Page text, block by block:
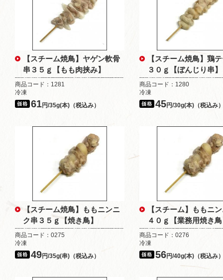
【スチーム焼鳥】ヤゲン軟骨
串３５ｇ【もも肉挟み】
商品コード：1281
冷凍
61円/35g(本)（税込み）
【スチーム焼鳥】鶏
３０ｇ【ぼんじり串】
商品コード：1280
冷凍
45円/30g(本)（税込み
【スチーム焼鳥】ももニンニ
ク串３５ｇ【焼き鳥】
商品コード：0275
冷凍
49円/35g(串)（税込み）
【スチーム】ももニ
４０ｇ【業務用焼き
商品コード：0276
冷凍
56円/40g(本)（税込み